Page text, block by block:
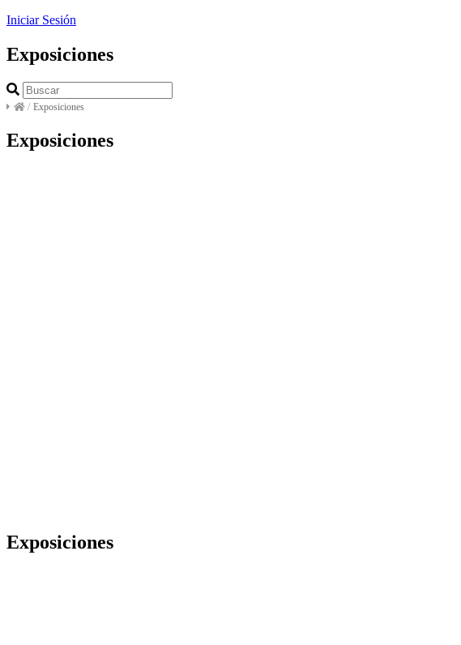
Iniciar Sesión
Exposiciones
/ Exposiciones
Exposiciones
Exposiciones